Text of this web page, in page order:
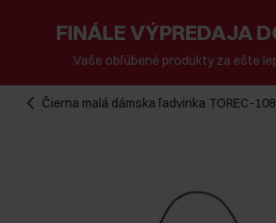
FINÁLE VÝPREDAJA
Vaše obľúbené produkty za ešte
Čierna malá dámska ľadvinka TOREC-